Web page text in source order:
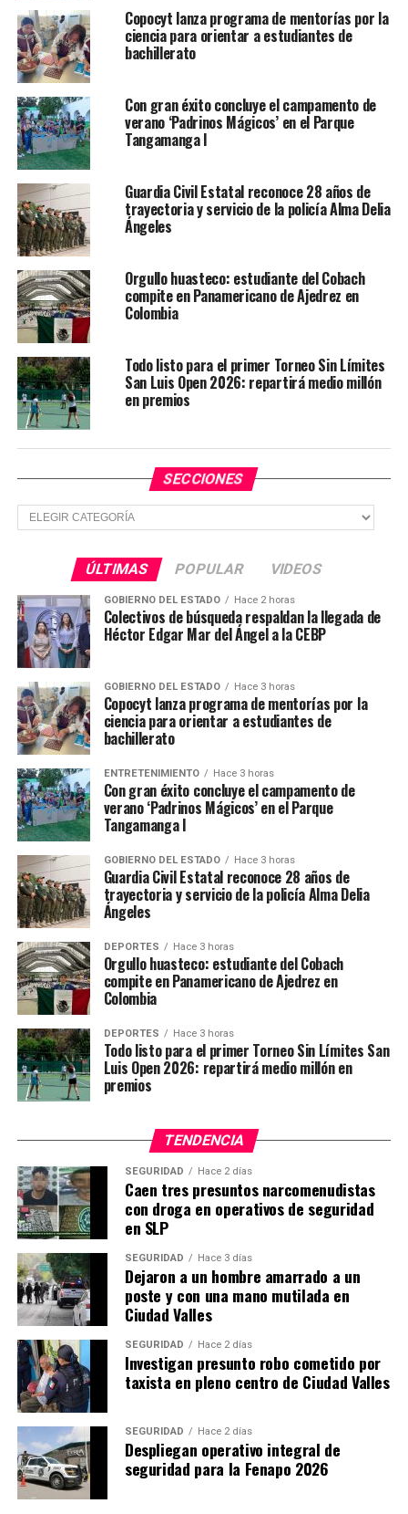
La amplia oferta de espectáculos y la organización de
eventos de gran calidad representan acciones sin
límites para fortalecer el turismo, la convivencia
familiar y la actividad económica. La consolidación de la
feria como la mejor de todo México demuestra el cambio
que se vive y se siente con espacios cada vez más
atractivos, seguros y preparados para recibir a miles de
visitantes.
TEMAS RELACIONADOS GOBIERNO DE SLP
San Luis Potosí se consolida entre los estados con
mayor crecimiento salarial en el país
NO TE PIERDAS
Gobierno estatal impulsa el aprendizaje en la Huasteca
Copocyt lanza programa de mentorías por la
ciencia para orientar a estudiantes de
bachillerato
Con gran éxito concluye el campamento de
verano ‘Padrinos Mágicos’ en el Parque
Tangamanga I
Guardia Civil Estatal reconoce 28 años de
trayectoria y servicio de la policía Alma Delia
Ángeles
Orgullo huasteco: estudiante del Cobach
compite en Panamericano de Ajedrez en
Colombia
Todo listo para el primer Torneo Sin Límites
San Luis Open 2026: repartirá medio millón
en premios
SECCIONES
Secciones
ÚLTIMAS POPULAR VIDEOS
GOBIERNO DEL ESTADO Hace 2 horas
Colectivos de búsqueda respaldan la llegada de
Héctor Edgar Mar del Ángel a la CEBP
GOBIERNO DEL ESTADO Hace 3 horas
Copocyt lanza programa de mentorías por la
ciencia para orientar a estudiantes de
bachillerato
ENTRETENIMIENTO Hace 3 horas
Con gran éxito concluye el campamento de
verano ‘Padrinos Mágicos’ en el Parque
Tangamanga I
GOBIERNO DEL ESTADO Hace 3 horas
Guardia Civil Estatal reconoce 28 años de
trayectoria y servicio de la policía Alma Delia
Ángeles
DEPORTES Hace 3 horas
Orgullo huasteco: estudiante del Cobach
compite en Panamericano de Ajedrez en
Colombia
DEPORTES Hace 3 horas
Todo listo para el primer Torneo Sin Límites San
Luis Open 2026: repartirá medio millón en
premios
TENDENCIA
SEGURIDAD Hace 2 días
Caen tres presuntos narcomenudistas
con droga en operativos de seguridad
en SLP
SEGURIDAD Hace 3 días
Dejaron a un hombre amarrado a un
poste y con una mano mutilada en
Ciudad Valles
SEGURIDAD Hace 2 días
Investigan presunto robo cometido por
taxista en pleno centro de Ciudad Valles
SEGURIDAD Hace 2 días
Despliegan operativo integral de
seguridad para la Fenapo 2026